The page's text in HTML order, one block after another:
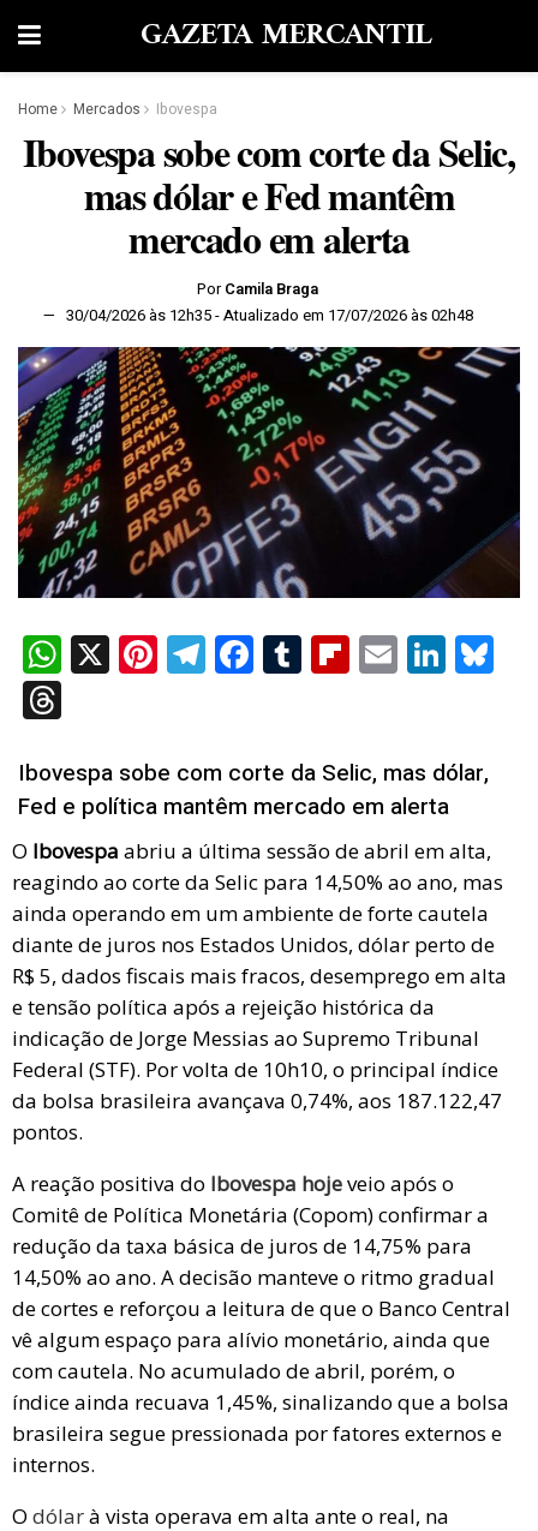
GAZETA MERCANTIL
Home Mercados Ibovespa
Ibovespa sobe com corte da Selic,
mas dólar e Fed mantêm
mercado em alerta
Por Camila Braga
30/04/2026 às 12h35 - Atualizado em 17/07/2026 às 02h48
W
h
s
A
p
p
X Pi
nt
es
t
T
el
gr
a
m
F
a
b
o
o
k
T
u
bl
r
Fli
p
o
ar
d
E
m
Li
n
dI
n
e
a
d
s
Ibovespa sobe com corte da Selic, mas dólar,
Fed e política mantêm mercado em alerta
O Ibovespa abriu a última sessão de abril em alta,
reagindo ao corte da Selic para 14,50% ao ano, mas
ainda operando em um ambiente de forte cautela
diante de juros nos Estados Unidos, dólar perto de
R$ 5, dados fiscais mais fracos, desemprego em alta
e tensão política após a rejeição histórica da
indicação de Jorge Messias ao Supremo Tribunal
Federal (STF). Por volta de 10h10, o principal índice
da bolsa brasileira avançava 0,74%, aos 187.122,47
pontos.
A reação positiva do Ibovespa hojeveio após o
Comitê de Política Monetária (Copom) confirmar a
redução da taxa básica de juros de 14,75% para
14,50% ao ano. A decisão manteve o ritmo gradual
de cortes e reforçou a leitura de que o Banco Central
vê algum espaço para alívio monetário, ainda que
com cautela. No acumulado de abril, porém, o
índice ainda recuava 1,45%, sinalizando que a bolsa
brasileira segue pressionada por fatores externos e
internos.
O dólarà vista operava em alta ante o real, na